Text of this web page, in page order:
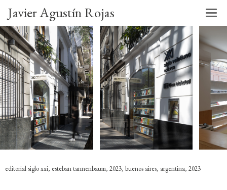
Javier Agustín Rojas
editorial siglo xxi, esteban tannenbaum, 2023, buenos aires, argentina, 2023